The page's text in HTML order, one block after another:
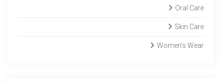
Oral Care
Skin Care
Women's Wear